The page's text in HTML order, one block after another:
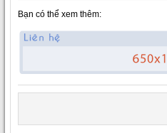
Bạn có thể xem thêm: